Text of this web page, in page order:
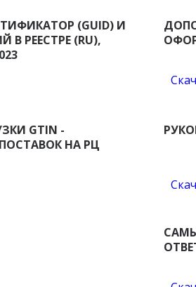
(GUID) И
РЕЕСТРЕ (RU),
GTIN -
НА РЦ